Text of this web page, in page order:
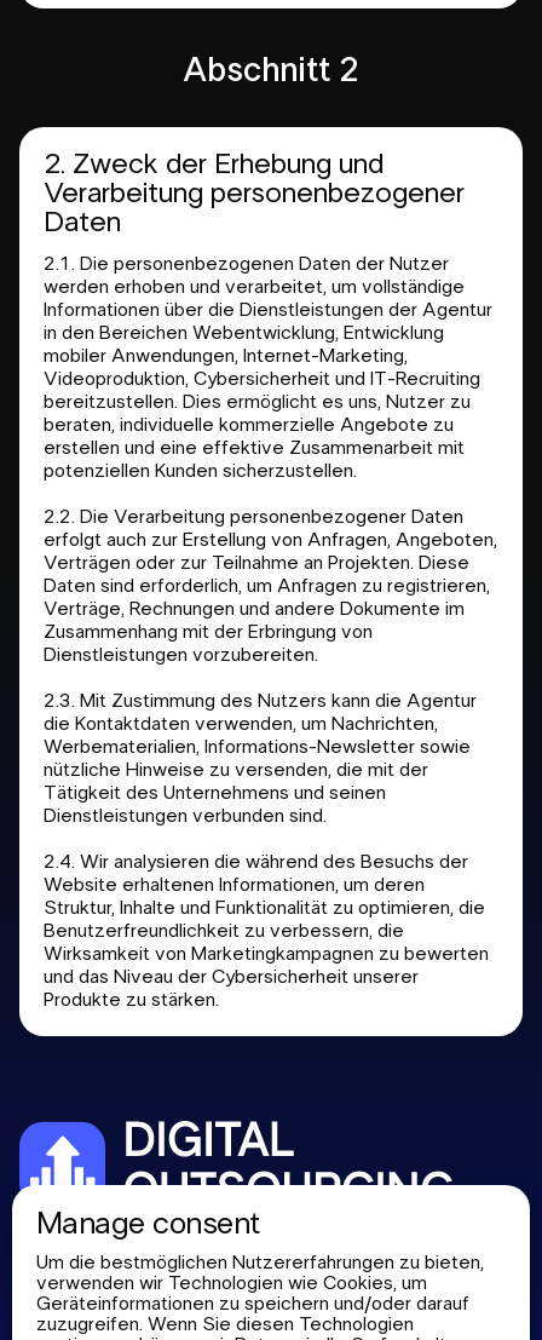
Manage consent
Um die bestmöglichen Nutzererfahrungen zu bieten,
verwenden wir Technologien wie Cookies, um
Geräteinformationen zu speichern und/oder darauf
zuzugreifen. Wenn Sie diesen Technologien
Abschnitt 2
2. Zweck der Erhebung und
Verarbeitung personenbezogener
Daten
2.1. Die personenbezogenen Daten der Nutzer
werden erhoben und verarbeitet, um vollständige
Informationen über die Dienstleistungen der Agentur
in den Bereichen Webentwicklung, Entwicklung
mobiler Anwendungen, Internet-Marketing,
Videoproduktion, Cybersicherheit und IT-Recruiting
bereitzustellen. Dies ermöglicht es uns, Nutzer zu
beraten, individuelle kommerzielle Angebote zu
erstellen und eine effektive Zusammenarbeit mit
potenziellen Kunden sicherzustellen.
2.2. Die Verarbeitung personenbezogener Daten
erfolgt auch zur Erstellung von Anfragen, Angeboten,
Verträgen oder zur Teilnahme an Projekten. Diese
Daten sind erforderlich, um Anfragen zu registrieren,
Verträge, Rechnungen und andere Dokumente im
Zusammenhang mit der Erbringung von
Dienstleistungen vorzubereiten.
2.3. Mit Zustimmung des Nutzers kann die Agentur
die Kontaktdaten verwenden, um Nachrichten,
Werbematerialien, Informations-Newsletter sowie
nützliche Hinweise zu versenden, die mit der
Tätigkeit des Unternehmens und seinen
Dienstleistungen verbunden sind.
2.4. Wir analysieren die während des Besuchs der
Website erhaltenen Informationen, um deren
Struktur, Inhalte und Funktionalität zu optimieren, die
Benutzerfreundlichkeit zu verbessern, die
Wirksamkeit von Marketingkampagnen zu bewerten
und das Niveau der Cybersicherheit unserer
Produkte zu stärken.
Über uns
Dienstleistungen
Portfolio
+372 53 687130
office@digitaloutsourcing.net